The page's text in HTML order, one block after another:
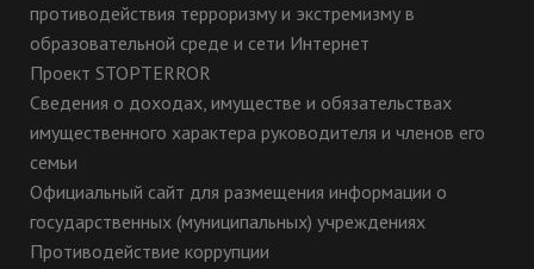
противодействия терроризму и экстремизму в
образовательной среде и сети Интернет
Проект STOPTERROR
Сведения о доходах, имуществе и обязательствах
имущественного характера руководителя и членов его
семьи
Официальный сайт для размещения информации о
государственных (муниципальных) учреждениях
Противодействие коррупции